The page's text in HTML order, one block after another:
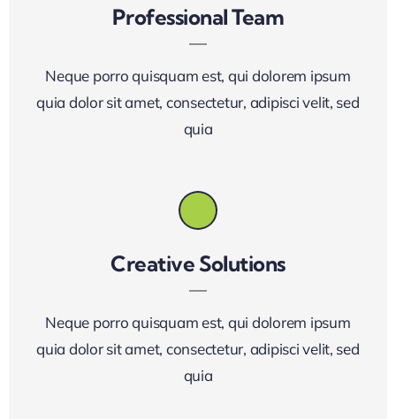
Professional Team
Neque porro quisquam est, qui dolorem ipsum
quia dolor sit amet, consectetur, adipisci velit, sed
quia
Creative Solutions
Neque porro quisquam est, qui dolorem ipsum
quia dolor sit amet, consectetur, adipisci velit, sed
quia